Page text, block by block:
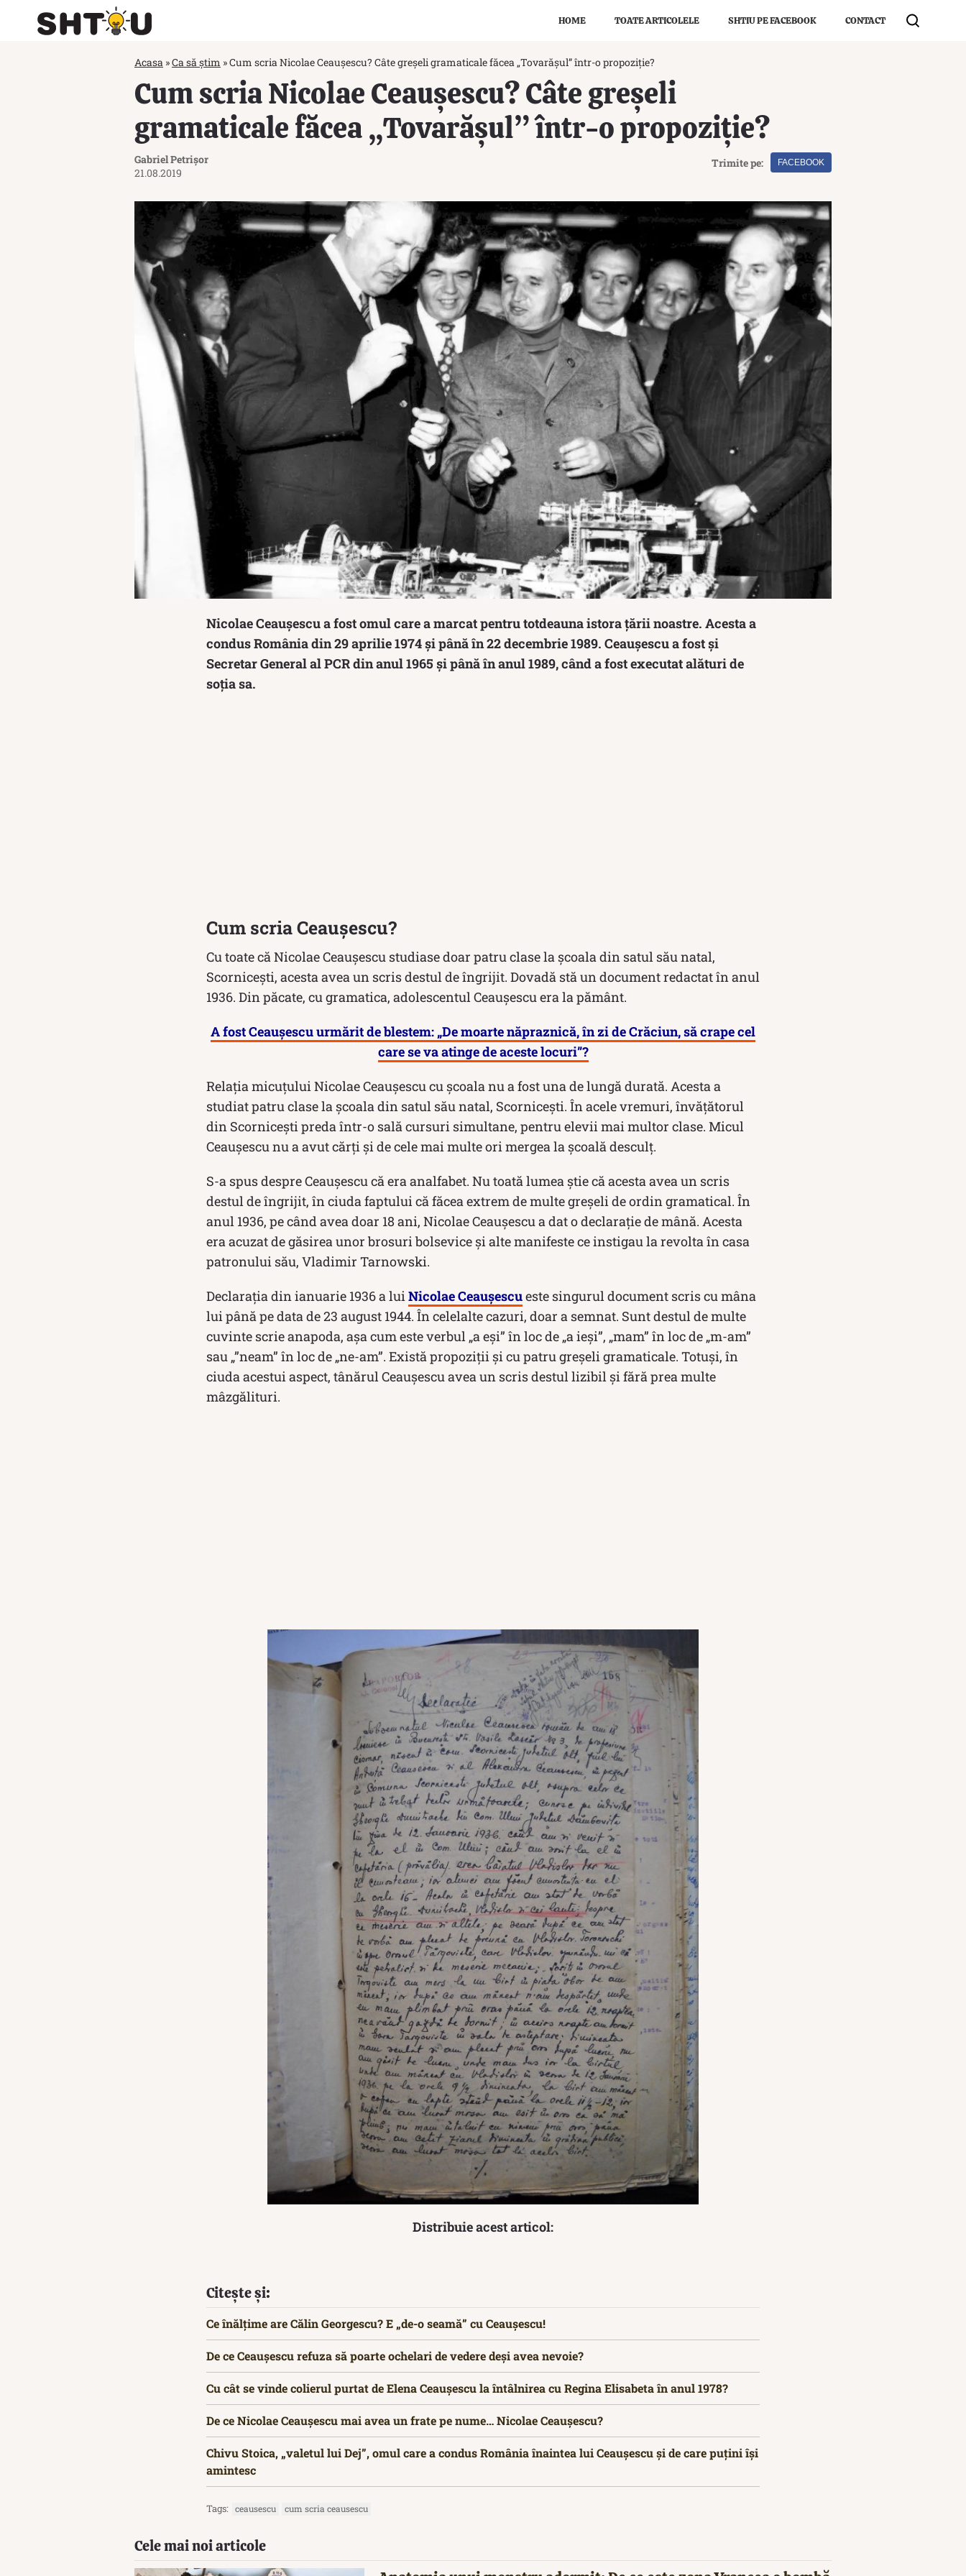
HOME TOATE ARTICOLELE SHTIU PE FACEBOOK CONTACT
Acasa »Ca să știm »Cum scria Nicolae Ceaușescu? Câte greșeli gramaticale făcea „Tovarășul” într-o propoziție?
Cum scria Nicolae Ceaușescu? Câte greșeli
gramaticale făcea „Tovarășul” într-o propoziție?
Gabriel Petrișor
21.08.2019
Trimite pe: FACEBOOK
Nicolae Ceaușescu a fost omul care a marcat pentru totdeauna istora țării noastre. Acesta a
condus România din 29 aprilie 1974 și până în 22 decembrie 1989. Ceaușescu a fost și
Secretar General al PCR din anul 1965 și până în anul 1989, când a fost executat alături de
soția sa.
Cum scria Ceaușescu?
Cu toate că Nicolae Ceaușescu studiase doar patru clase la școala din satul său natal,
Scornicești, acesta avea un scris destul de îngrijit. Dovadă stă un document redactat în anul
1936. Din păcate, cu gramatica, adolescentul Ceaușescu era la pământ.
A fost Ceaușescu urmărit de blestem: „De moarte năpraznică, în zi de Crăciun, să crape cel
care se va atinge de aceste locuri”?
Relația micuțului Nicolae Ceaușescu cu școala nu a fost una de lungă durată. Acesta a
studiat patru clase la școala din satul său natal, Scornicești. În acele vremuri, învățătorul
din Scornicești preda într-o sală cursuri simultane, pentru elevii mai multor clase. Micul
Ceaușescu nu a avut cărți și de cele mai multe ori mergea la școală desculț.
S-a spus despre Ceaușescu că era analfabet. Nu toată lumea știe că acesta avea un scris
destul de îngrijit, în ciuda faptului că făcea extrem de multe greșeli de ordin gramatical. În
anul 1936, pe când avea doar 18 ani, Nicolae Ceaușescu a dat o declarație de mână. Acesta
era acuzat de găsirea unor brosuri bolsevice și alte manifeste ce instigau la revolta în casa
patronului său, Vladimir Tarnowski.
Declaraţia din ianuarie 1936 a luiNicolae Ceauşescueste singurul document scris cu mâna
lui până pe data de 23 august 1944. În celelalte cazuri, doar a semnat. Sunt destul de multe
cuvinte scrie anapoda, așa cum este verbul „a eși” în loc de „a ieși”, „mam” în loc de „m-am”
sau „”neam” în loc de „ne-am”. Există propoziții și cu patru greșeli gramaticale. Totuși, în
ciuda acestui aspect, tânărul Ceaușescu avea un scris destul lizibil și fără prea multe
mâzgălituri.
Distribuie acest articol:
Citește și:
Ce înălțime are Călin Georgescu? E „de-o seamă” cu Ceaușescu!
De ce Ceaușescu refuza să poarte ochelari de vedere deși avea nevoie?
Cu cât se vinde colierul purtat de Elena Ceaușescu la întâlnirea cu Regina Elisabeta în anul 1978?
De ce Nicolae Ceaușescu mai avea un frate pe nume… Nicolae Ceaușescu?
Chivu Stoica, „valetul lui Dej”, omul care a condus România înaintea lui Ceaușescu și de care puțini își
amintesc
Tags: ceausescu cum scria ceausescu
Cele mai noi articole